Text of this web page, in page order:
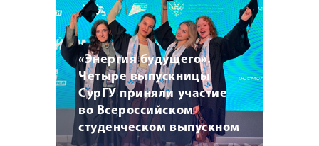
«Энергия будущего».
Четыре выпускницы
СурГУ приняли участие
во Всероссийском
студенческом выпускном